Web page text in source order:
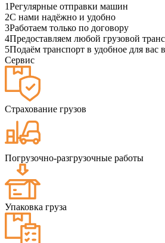
1Регулярные отправки машин
2С нами надёжно и удобно
3Работаем только по договору
4Предоставляем любой грузовой
5Подаём транспорт в удобное для вас
Сервис
Страхование грузов
Погрузочно-разгрузочные работы
Упаковка груза